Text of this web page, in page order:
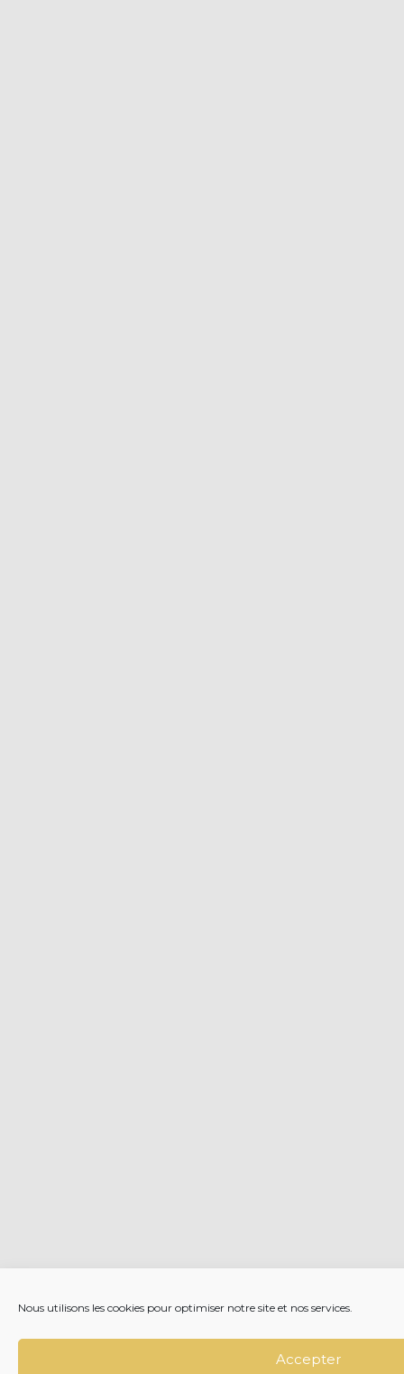
Nous utilisons les cookies pour optimiser notre site et nos services.
Accepter